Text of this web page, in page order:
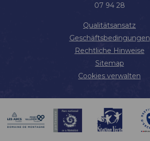
07 94 28
Qualitätsansatz
Geschäftsbedingungen
Rechtliche Hinweise
Sitemap
Cookies verwalten